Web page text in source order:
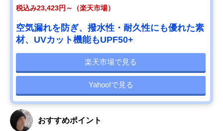
税込み23,423円～（楽天市場）
空気漏れを防ぎ、撥水性・耐久性にも優れた素
材、UVカット機能もUPF50+
楽天市場で見る
Yahoo!で見る
おすすめポイント